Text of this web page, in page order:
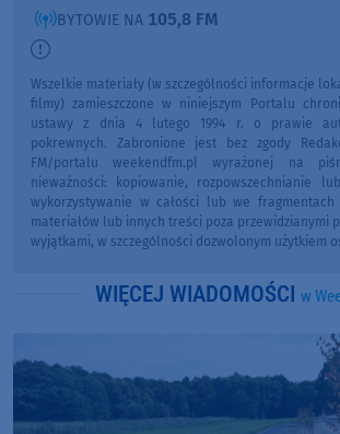
BYTOWIE NA 105,8 FM
Wszelkie materiały (w szczególności informacje
filmy) zamieszczone w niniejszym Portalu
ustawy z dnia 4 lutego 1994 r. o prawie
pokrewnych. Zabronione jest bez zgody
FM/portalu weekendfm.pl wyrażonej na
nieważności: kopiowanie, rozpowszechnianie
wykorzystywanie w całości lub we fragmentach
materiałów lub innych treści poza przewidzianymi
wyjątkami, w szczególności dozwolonym użytkiem
WIĘCEJ WIADOMOŚCI w